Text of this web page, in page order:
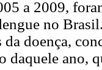
a 2009,
no
doença,
daquele ano,